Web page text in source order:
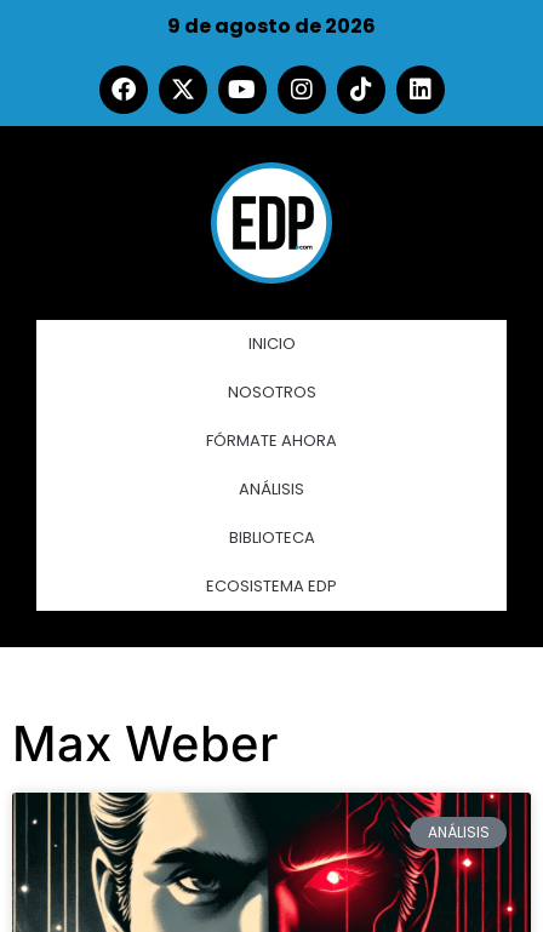
9 de agosto de 2026
INICIO
NOSOTROS
FÓRMATE AHORA
ANÁLISIS
BIBLIOTECA
ECOSISTEMA EDP
Max Weber
ANÁLISIS